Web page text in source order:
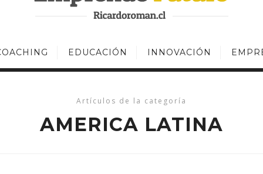
EDUCACIÓN INNOVACIÓN
Artículos de la categoría
AMERICA LATINA